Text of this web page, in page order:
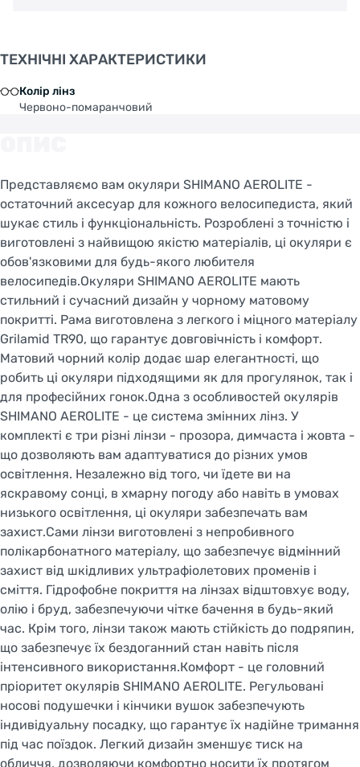
ТЕХНІЧНІ ХАРАКТЕРИСТИКИ
Колір лінз
Червоно-помаранчовий
Представляємо вам окуляри SHIMANO AEROLITE -
остаточний аксесуар для кожного велосипедиста, який
шукає стиль і функціональність. Розроблені з точністю і
виготовлені з найвищою якістю матеріалів, ці окуляри є
обов'язковими для будь-якого любителя
велосипедів.Окуляри SHIMANO AEROLITE мають
стильний і сучасний дизайн у чорному матовому
покритті. Рама виготовлена з легкого і міцного матеріалу
Grilamid TR90, що гарантує довговічність і комфорт.
Матовий чорний колір додає шар елегантності, що
робить ці окуляри підходящими як для прогулянок, так і
для професійних гонок.Одна з особливостей окулярів
SHIMANO AEROLITE - це система змінних лінз. У
комплекті є три різні лінзи - прозора, димчаста і жовта -
що дозволяють вам адаптуватися до різних умов
освітлення. Незалежно від того, чи їдете ви на
яскравому сонці, в хмарну погоду або навіть в умовах
низького освітлення, ці окуляри забезпечать вам
захист.Сами лінзи виготовлені з непробивного
полікарбонатного матеріалу, що забезпечує відмінний
захист від шкідливих ультрафіолетових променів і
сміття. Гідрофобне покриття на лінзах відштовхує воду,
олію і бруд, забезпечуючи чітке бачення в будь-який
час. Крім того, лінзи також мають стійкість до подряпин,
що забезпечує їх бездоганний стан навіть після
інтенсивного використання.Комфорт - це головний
пріоритет окулярів SHIMANO AEROLITE. Регульовані
носові подушечки і кінчики вушок забезпечують
індивідуальну посадку, що гарантує їх надійне тримання
під час поїздок. Легкий дизайн зменшує тиск на
обличчя, дозволяючи комфортно носити їх протягом